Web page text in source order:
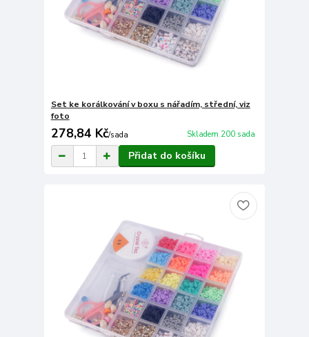
Set ke korálkování v boxu s nářadím, střední, viz
foto
278,84 Kč/sada Skladem 200 sada
Přidat do košíku